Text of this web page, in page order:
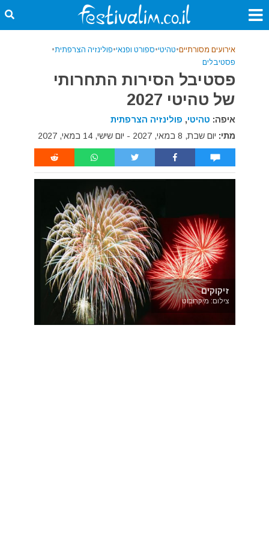
אירועים מסורתיים•טהיטי•ספורט ופנאי•פולינזיה הצרפתית•
פסטיבלים
פסטיבל הסירות התחרותי
של טהיטי 2027
איפה: טהיטי, פולינזיה הצרפתית
מתי: יום שבת, 8 במאי, 2027 - יום שישי, 14 במאי, 2027
זיקוקים
צילום: מיקרובוט